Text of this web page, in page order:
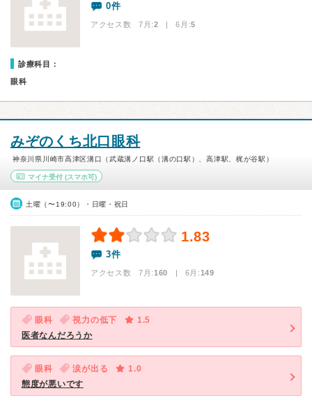
0件
アクセス数 7月:2 | 6月:5
診療科目：
眼科
みぞのくち北口眼科
神奈川県川崎市高津区溝口（武蔵溝ノ口駅（溝の口駅）、高津駅、梶が谷駅）
マイナ受付 (スマホ可)
土曜（〜19:00）・日曜・祝日
1.83
3件
アクセス数 7月:160 | 6月:149
眼科 視力の低下
1.5
医者なんだろうか
眼科 涙が出る
1.0
態度が悪いです